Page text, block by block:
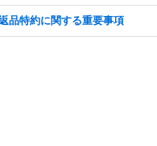
品特約に関する重要事項